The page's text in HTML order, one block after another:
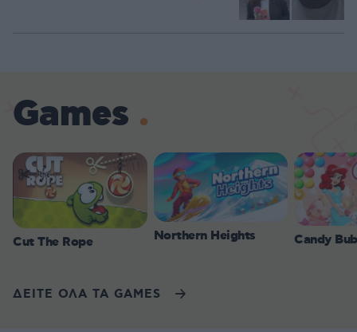
Games
Cut The Rope Northern Heights Candy
ΔΕΙΤΕ ΟΛΑ ΤΑ GAMES